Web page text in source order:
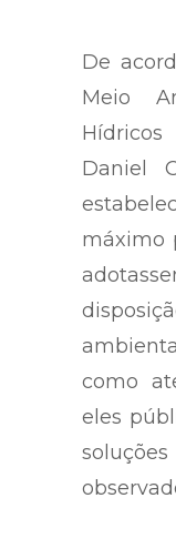
De
Meio
Daniel
máximo
como
eles